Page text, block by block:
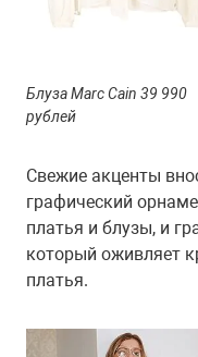
Блуза Marc Cain 39 990
рублей
Свежие акценты
графический
платья и блузы, и
который оживляет
платья.